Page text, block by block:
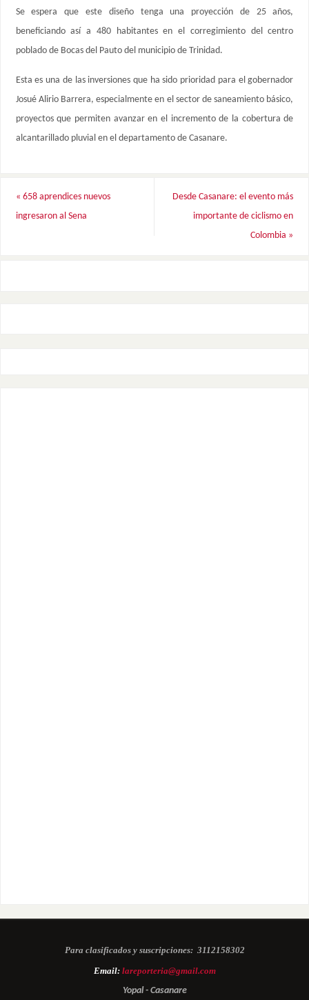
Se espera que este diseño tenga una proyección de 25 años,
beneficiando así a 480 habitantes en el corregimiento del centro
poblado de Bocas del Pauto del municipio de Trinidad.
Esta es una de las inversiones que ha sido prioridad para el gobernador
Josué Alirio Barrera, especialmente en el sector de saneamiento básico,
proyectos que permiten avanzar en el incremento de la cobertura de
alcantarillado pluvial en el departamento de Casanare.
« 658 aprendices nuevos
ingresaron al Sena
Desde Casanare: el evento más
importante de ciclismo en
Colombia »
Para clasificados y suscripciones: 3112158302
Email: lareporteria@gmail.com
Yopal - Casanare